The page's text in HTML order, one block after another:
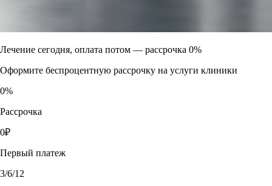
Лечение сегодня, оплата потом — рассрочка 0%
Оформите беспроцентную рассрочку на услуги клиники
0%
Рассрочка
0₽
Первый платеж
3/6/12